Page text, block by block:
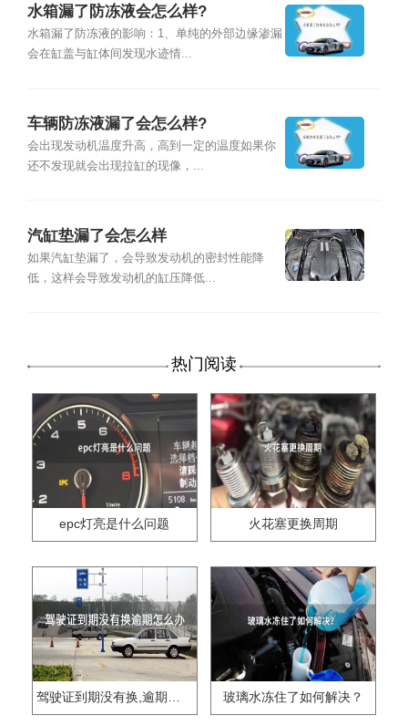
水箱漏了防冻液会怎么样?
水箱漏了防冻液的影响：1、单纯的外部边缘渗漏
会在缸盖与缸体间发现水迹情...
车辆防冻液漏了会怎么样?
会出现发动机温度升高，高到一定的温度如果你
还不发现就会出现拉缸的现像，...
汽缸垫漏了会怎么样
如果汽缸垫漏了，会导致发动机的密封性能降
低，这样会导致发动机的缸压降低...
热门阅读
epc灯亮是什么问题 火花塞更换周期
驾驶证到期没有换,逾期怎么办?? 玻璃水冻住了如何解决？